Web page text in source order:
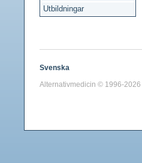
Utbildningar
Svenska
Alternativmedicin © 1996-2026